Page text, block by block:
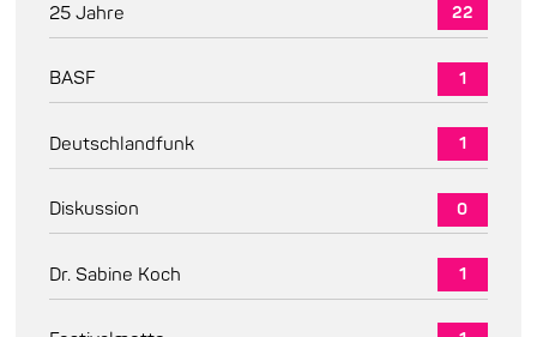
25 Jahre 22
BASF 1
Deutschlandfunk 1
Diskussion 0
Dr. Sabine Koch 1